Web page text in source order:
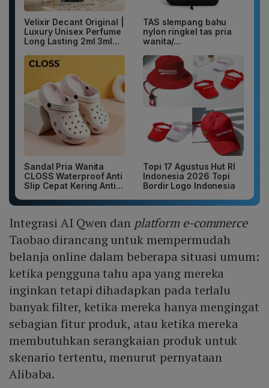
Velixir Decant Original |
Luxury Unisex Perfume
Long Lasting 2ml 3ml...
TAS slempang bahu
nylon ringkel tas pria
wanita/...
Sandal Pria Wanita
CLOSS Waterproof Anti
Slip Cepat Kering Anti...
Topi 17 Agustus Hut RI
Indonesia 2026 Topi
Bordir Logo Indonesia
Integrasi AI Qwen dan platform e-commerce
Taobao dirancang untuk mempermudah
belanja online dalam beberapa situasi umum:
ketika pengguna tahu apa yang mereka
inginkan tetapi dihadapkan pada terlalu
banyak filter, ketika mereka hanya mengingat
sebagian fitur produk, atau ketika mereka
membutuhkan serangkaian produk untuk
skenario tertentu, menurut pernyataan
Alibaba.